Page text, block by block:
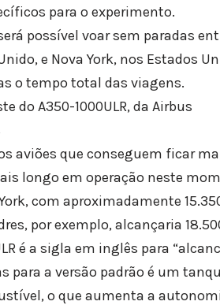
para o experimento.
possível voar sem paradas
e Nova York, nos Estados
o tempo total das viagens.
do A350-1000ULR, da Airbus
aviões que conseguem ficar
longo em operação neste
com aproximadamente
por exemplo, alcançaria
é a sigla em inglês para
para a versão padrão é um
o que aumenta a